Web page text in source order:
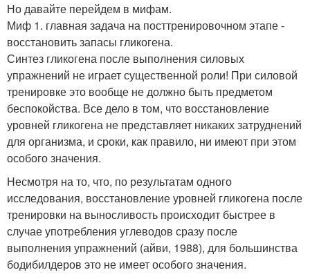
Но давайте перейдем в мифам.
Миф 1. главная задача на посттренировочном этапе -
восстановить запасы гликогена.
Синтез гликогена после выполнения силовых
упражнений не играет существенной роли! При силовой
тренировке это вообще не должно быть предметом
беспокойства. Все дело в том, что восстановление
уровней гликогена не представляет никаких затруднений
для организма, и сроки, как правило, ни имеют при этом
особого значения.
Несмотря на то, что, по результатам одного
исследования, восстановление уровней гликогена после
тренировки на выносливость происходит быстрее в
случае употребления углеводов сразу после
выполнения упражнений (айви, 1988), для большинства
бодибилдеров это не имеет особого значения.